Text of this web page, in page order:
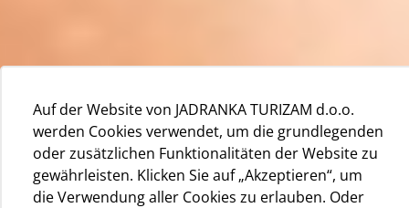
Auf der Website von JADRANKA TURIZAM d.o.o.
werden Cookies verwendet, um die grundlegenden
oder zusätzlichen Funktionalitäten der Website zu
gewährleisten. Klicken Sie auf „Akzeptieren“, um
die Verwendung aller Cookies zu erlauben. Oder